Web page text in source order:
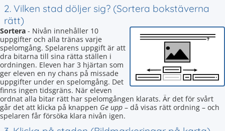
2. Vilken stad döljer sig? (Sortera bokstäverna
rätt)
Sortera - Nivån innehåller 10
uppgifter och alla tränas varje
spelomgång. Spelarens uppgift är att
dra bitarna till sina rätta ställen i
ordningen. Eleven har 3 hjärtan som
ger eleven en ny chans på missade
uppgifter under en spelomgång. Det
finns ingen tidsgräns. När eleven
ordnat alla bitar rätt har spelomgången klarats. Är det för svårt
går det att klicka på knappen Ge upp – då visas rätt ordning – och
spelaren får försöka klara nivån igen.